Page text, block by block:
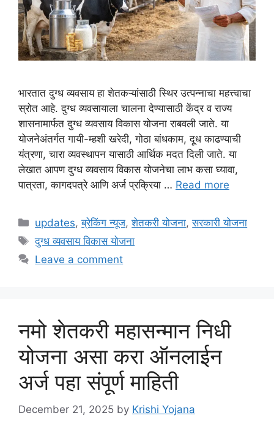
भारतात दुग्ध व्यवसाय हा शेतकऱ्यांसाठी स्थिर उत्पन्नाचा महत्त्वाचा
स्रोत आहे. दुग्ध व्यवसायाला चालना देण्यासाठी केंद्र व राज्य
शासनामार्फत दुग्ध व्यवसाय विकास योजना राबवली जाते. या
योजनेअंतर्गत गायी-म्हशी खरेदी, गोठा बांधकाम, दूध काढण्याची
यंत्रणा, चारा व्यवस्थापन यासाठी आर्थिक मदत दिली जाते. या
लेखात आपण दुग्ध व्यवसाय विकास योजनेचा लाभ कसा घ्यावा,
पात्रता, कागदपत्रे आणि अर्ज प्रक्रिया … Read more
Categories
updates,ब्रेकिंग न्यूज,शेतकरी योजना,सरकारी योजना
Tags
दुग्ध व्यवसाय विकास योजना
Leave a comment
नमो शेतकरी महासन्मान निधी
योजना असा करा ऑनलाईन
अर्ज पहा संपूर्ण माहिती
December 21, 2025 by Krishi Yojana